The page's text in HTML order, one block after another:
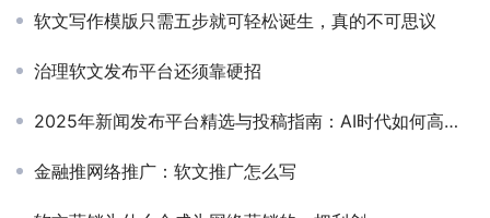
软文写作模版只需五步就可轻松诞生，真的不可思议
治理软文发布平台还须靠硬招
2025年新闻发布平台精选与投稿指南：AI时代如何高效触达目标受众
金融推网络推广：软文推广怎么写